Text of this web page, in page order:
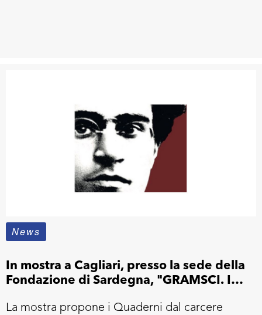
News
In mostra a Cagliari, presso la sede della
Fondazione di Sardegna, "GRAMSCI. I
La mostra propone i Quaderni dal carcere